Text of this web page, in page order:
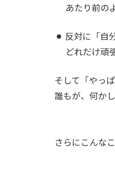
あたり前の
反対に「自
どれだけ頑
そして「やっ
誰もが、何か
さらにこんな